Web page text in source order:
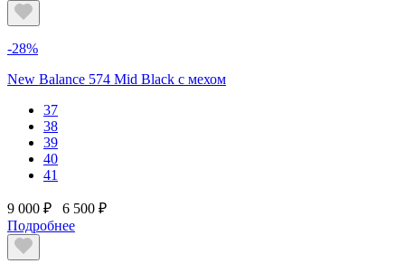
-28%
New Balance 574 Mid Black с мехом
37
38
39
40
41
9 000 ₽
6 500 ₽
Подробнее